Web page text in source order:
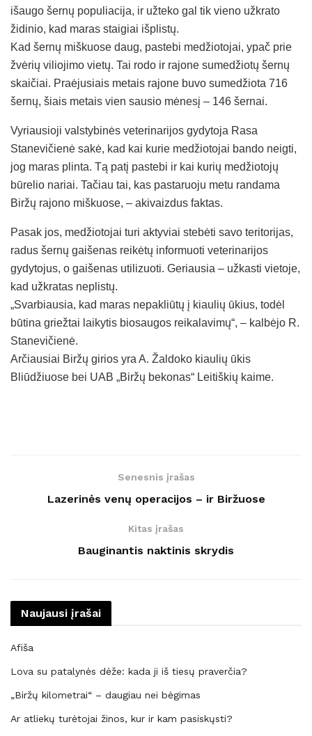
išaugo šernų populiacija, ir užteko gal tik vieno užkrato
židinio, kad maras staigiai išplistų.
Kad šernų miškuose daug, pastebi medžiotojai, ypač prie
žvėrių viliojimo vietų. Tai rodo ir rajone sumedžiotų šernų
skaičiai. Praėjusiais metais rajone buvo sumedžiota 716
šernų, šiais metais vien sausio mėnesį – 146 šernai.
Vyriausioji valstybinės veterinarijos gydytoja Rasa
Stanevičienė sakė, kad kai kurie medžiotojai bando neigti,
jog maras plinta. Tą patį pastebi ir kai kurių medžiotojų
būrelio nariai. Tačiau tai, kas pastaruoju metu randama
Biržų rajono miškuose, – akivaizdus faktas.
Pasak jos, medžiotojai turi aktyviai stebėti savo teritorijas,
radus šernų gaišenas reikėtų informuoti veterinarijos
gydytojus, o gaišenas utilizuoti. Geriausia – užkasti vietoje,
kad užkratas neplistų.
„Svarbiausia, kad maras nepakliūtų į kiaulių ūkius, todėl
būtina griežtai laikytis biosaugos reikalavimų“, – kalbėjo R.
Stanevičienė.
Arčiausiai Biržų girios yra A. Žaldoko kiaulių ūkis
Bliūdžiuose bei UAB „Biržų bekonas“ Leitiškių kaime.
Senesnis įrašas
Lazerinės venų operacijos – ir Biržuose
Kitas įrašas
Bauginantis naktinis skrydis
Naujausi įrašai
Afiša
Lova su patalynės dėže: kada ji iš tiesų praverčia?
„Biržų kilometrai“ – daugiau nei bėgimas
Ar atliekų turėtojai žinos, kur ir kam pasiskųsti?